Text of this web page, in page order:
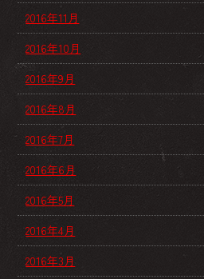
2016年11月
2016年10月
2016年9月
2016年8月
2016年7月
2016年6月
2016年5月
2016年4月
2016年3月